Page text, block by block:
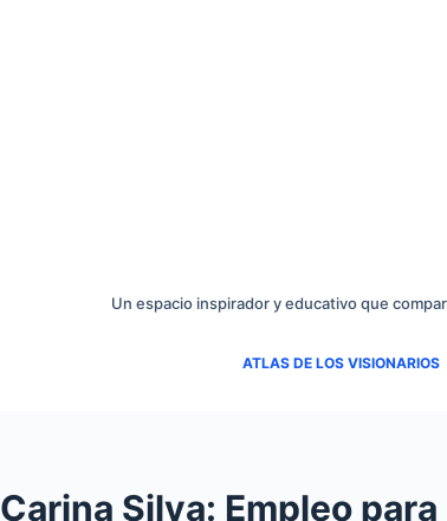
Un espacio inspirador y educativo que
ATLAS DE LOS VISIONARIOS
Carina Silva: Empleo